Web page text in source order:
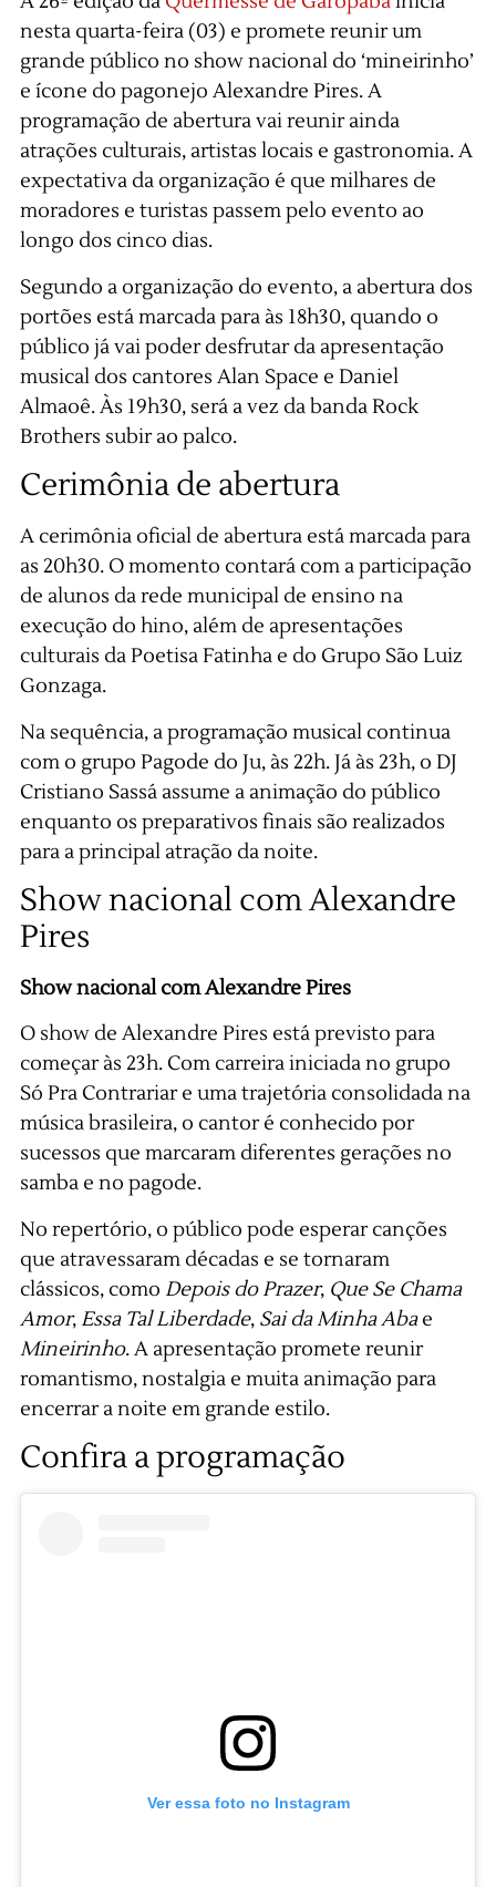
nesta quarta-feira (03) e promete reunir um
grande público no show nacional do ‘mineirinho’
e ícone do pagonejo Alexandre Pires. A
programação de abertura vai reunir ainda
atrações culturais, artistas locais e gastronomia. A
expectativa da organização é que milhares de
moradores e turistas passem pelo evento ao
longo dos cinco dias.
Segundo a organização do evento, a abertura dos
portões está marcada para às 18h30, quando o
público já vai poder desfrutar da apresentação
musical dos cantores Alan Space e Daniel
Almaoê. Às 19h30, será a vez da banda Rock
Brothers subir ao palco.
Cerimônia de abertura
A cerimônia oficial de abertura está marcada para
as 20h30. O momento contará com a participação
de alunos da rede municipal de ensino na
execução do hino, além de apresentações
culturais da Poetisa Fatinha e do Grupo São Luiz
Gonzaga.
Na sequência, a programação musical continua
com o grupo Pagode do Ju, às 22h. Já às 23h, o DJ
Cristiano Sassá assume a animação do público
enquanto os preparativos finais são realizados
para a principal atração da noite.
Show nacional com Alexandre
Pires
Show nacional com Alexandre Pires
O show de Alexandre Pires está previsto para
começar às 23h. Com carreira iniciada no grupo
Só Pra Contrariar e uma trajetória consolidada na
música brasileira, o cantor é conhecido por
sucessos que marcaram diferentes gerações no
samba e no pagode.
No repertório, o público pode esperar canções
que atravessaram décadas e se tornaram
clássicos, como Depois do Prazer, Que Se Chama
Amor,Essa Tal Liberdade, Sai da Minha Abae
Mineirinho. A apresentação promete reunir
romantismo, nostalgia e muita animação para
encerrar a noite em grande estilo.
Confira a programação
Ver essa foto no Instagram